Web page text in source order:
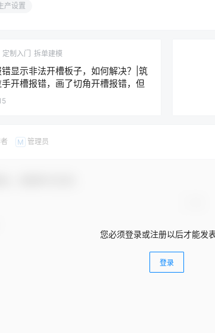
产设置
定制入门 拆单建模
显示非法开槽板子，如何解决？|筑
开槽报错，画了切角开槽报错，但
能检测设置里面可以屏蔽吗？
M 管理员
您必须登录或注册以后才能发
登录